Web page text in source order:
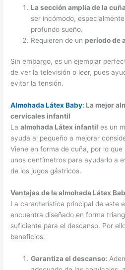
La sección amplia de la
ser incómodo,
profundo sueño.
Requieren de un período de
Sin embargo, es un ejemplar
de ver la televisión o leer, pues
evitar la tensión.
Almohada Látex Baby: La mejor
cervicales infantil
Laalmohada Látex infantil es un
ayuda al pequeño a mejorar
Viene en forma de cuña, por lo
unos centímetros para ayudarlo a
de los jugos gástricos.
Ventajas de la almohada Látex
La característica principal de este
encuentra diseñado en forma
suficiente para el descanso. Por
beneficios:
Garantiza el descanso: